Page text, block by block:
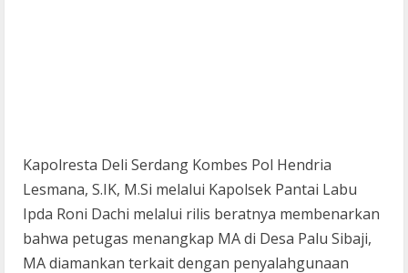
Kapolresta Deli Serdang Kombes Pol Hendria
Lesmana, S.IK, M.Si melalui Kapolsek Pantai Labu
Ipda Roni Dachi melalui rilis beratnya membenarkan
bahwa petugas menangkap MA di Desa Palu Sibaji,
MA diamankan terkait dengan penyalahgunaan